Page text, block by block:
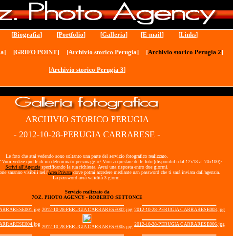
[Biografia] [Portfolio] [Galleria] [E-mail] [Links]
] [GRIFO POINT] [Archivio storico Perugia] [Archivio storico Perugia 2]
[Archivio storico Perugia 3]
ARCHIVIO STORICO PERUGIA
- 2012-10-28-PERUGIA CARRARESE -
Le foto che stai vedendo sono soltanto una parte del servizio fotografico realizzato.
Vuoi vedere quelle di un determinato personaggio? Vuoi acquistare delle foto (disponibili dal 12x18 al 70x100)?
Scrivi all'Agenzia specificando la tua richiesta. Avrai una risposta entro due giorrni.
saranno visibili nell'Area Privata dove potrai accedere mediante uan password che ti sarà inviata dall'agenzia.
La password avrà validità 3 giorni.
Servizio realizzato da
7OZ. PHOTO AGENCY - ROBERTO SETTONCE
2012-10-28-PERUGIA CARRARESE002.jpg 2012-10-28-PERUGIA CARRARESE003.jpg
2012-10-28-PERUGIA CARRARESE005.jpg 2012-10-28-PERUGIA CARRARESE006.jpg